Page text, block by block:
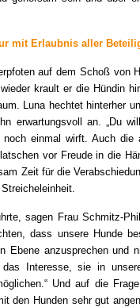
mit Erlaubnis aller
auf dem Schoß von
krault er die Hündin
Luna hechtet hinterher
erwartungsvoll an. „Du
einmal wirft. Auch die
vor Freude in die
Zeit für die
sagen Frau Schmitz-
dass unsere Hunde
Ebene anzusprechen und
Interesse, sie in
Und auf die
den Hunden sehr gut